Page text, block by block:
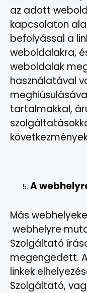
az adott
kapcsolaton
befolyással a
weboldalakra,
weboldalak
használatával
tartalmakkal,
A
Más
webhelyre
Szolgáltató
megengedett.
linkek
Szolgáltató,